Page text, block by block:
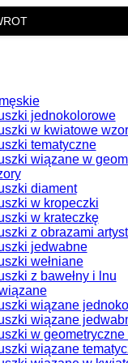
jednokolorowe
w kwiatowe
tematyczne
wiązane w
diament
w kropeczki
w krateczkę
z obrazami
jedwabne
wełniane
z bawełny i lnu
wiązane
wiązane
w geometryczne
wiązane